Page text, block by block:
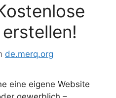
de.merq.org
eine eigene Website